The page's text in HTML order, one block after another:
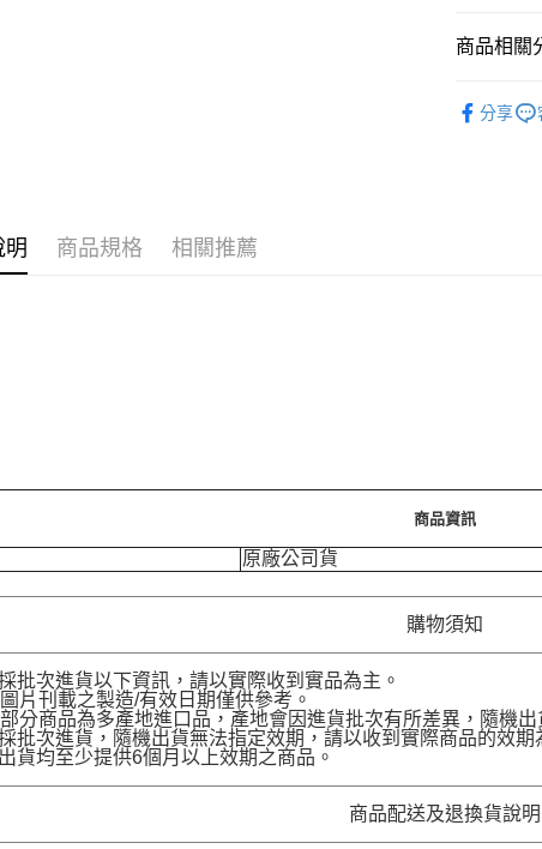
7-11取貨
商品相關
分享
明 商品規格 相關推薦
商品資訊
原廠公司貨
購物須知
批次進貨以下資訊，請以實際收到實品為主。
刊載之製造/有效日期僅供參考。
商品為多產地進口品，產地會因進貨批次有所差異，隨機出
批次進貨，隨機出貨無法指定效期，請以收到實際商品的效期
貨均至少提供6個月以上效期之商品。
商品配送及退換貨說明